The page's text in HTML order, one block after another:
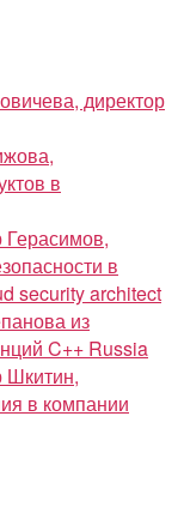
директор
в
Герасимов,
в
security architect
из
C++ Russia
Шкитин,
в компании